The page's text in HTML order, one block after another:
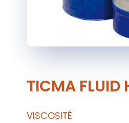
TICMA FLUID
VISCOSITÉ